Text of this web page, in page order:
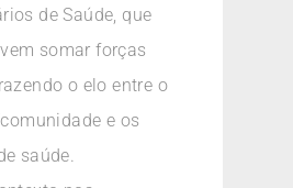
de Saúde, que
somar forças
o elo entre o
e os
saúde.